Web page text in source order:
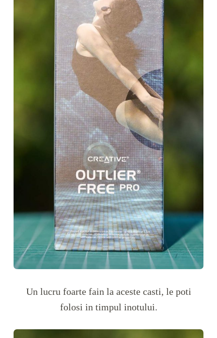
Un lucru foarte fain la aceste casti, le poti
folosi in timpul inotului.